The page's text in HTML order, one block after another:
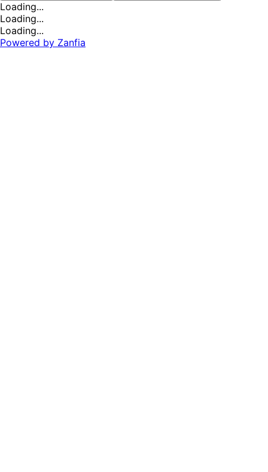
Loading...
Loading...
Loading...
Powered by Zanfia